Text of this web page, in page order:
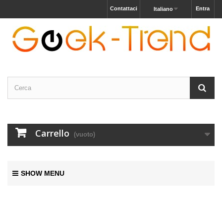
Entra
Italiano
Contattaci
Carrello (vuoto)
SHOW MENU